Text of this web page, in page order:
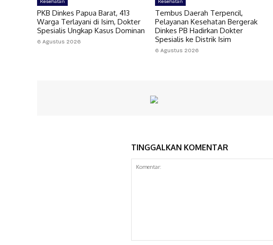
Kesehatan
PKB Dinkes Papua Barat, 413
Warga Terlayani di Isim, Dokter
Spesialis Ungkap Kasus Dominan
6 Agustus 2026
Kesehatan
Tembus Daerah Terpencil,
Pelayanan Kesehatan Bergerak
Dinkes PB Hadirkan Dokter
Spesialis ke Distrik Isim
6 Agustus 2026
TINGGALKAN KOMENTAR